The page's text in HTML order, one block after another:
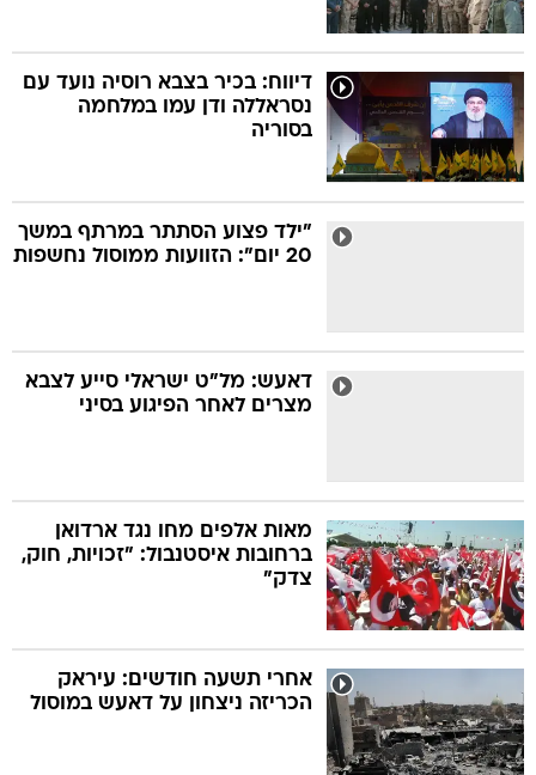
דיווח: בכיר בצבא רוסיה נועד עם
נסראללה ודן עמו במלחמה
בסוריה
"ילד פצוע הסתתר במרתף במשך
20 יום": הזוועות ממוסול נחשפות
דאעש: מל"ט ישראלי סייע לצבא
מצרים לאחר הפיגוע בסיני
מאות אלפים מחו נגד ארדואן
ברחובות איסטנבול: "זכויות, חוק,
צדק"
אחרי תשעה חודשים: עיראק
הכריזה ניצחון על דאעש במוסול